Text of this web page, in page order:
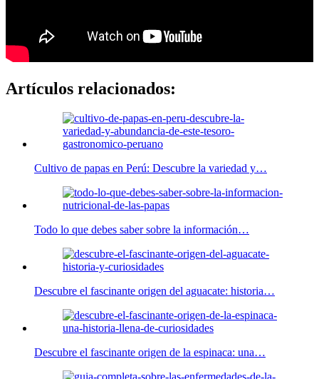
Artículos relacionados:
Cultivo de papas en Perú: Descubre la variedad y…
Todo lo que debes saber sobre la información…
Descubre el fascinante origen del aguacate: historia…
Descubre el fascinante origen de la espinaca: una…